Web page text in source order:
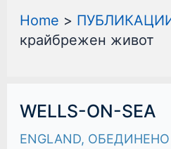
Home
крайбрежен живот
WELLS-ON-SEA
ENGLAND,
WELLS-
ON-